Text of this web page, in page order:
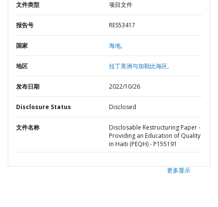
文件类型 项目文件
报告号 RES53417
国家 海地,
地区 拉丁美洲与加勒比海区,
发布日期 2022/10/26
Disclosure Status Disclosed
文件名称
Disclosable Restructuring Paper -
Providing an Education of Quality
in Haiti (PEQH) - P155191
更多显示